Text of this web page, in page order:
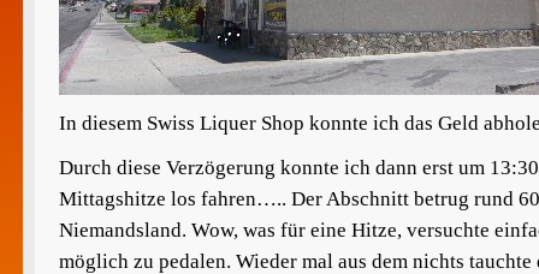
In diesem Swiss Liquer Shop konnte ich das Geld
Durch diese Verzögerung konnte ich dann erst um
Mittagshitze los fahren….. Der Abschnitt betrug rund
Niemandsland. Wow, was für eine Hitze, versuchte
möglich zu pedalen. Wieder mal aus dem nichts